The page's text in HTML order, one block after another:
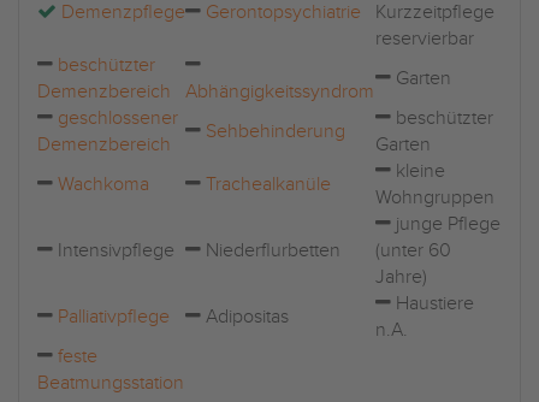
Demenzpflege Gerontopsychiatrie
Kurzzeitpflege
reservierbar
beschützter
Demenzbereich
Abhängigkeitssyndrom
Garten
geschlossener
Demenzbereich
Sehbehinderung
beschützter
Garten
Wachkoma
Trachealkanüle
kleine
Wohngruppen
Intensivpflege Niederflurbetten
junge Pflege
(unter 60
Jahre)
Palliativpflege
Adipositas
Haustiere
n.A.
feste
Beatmungsstation